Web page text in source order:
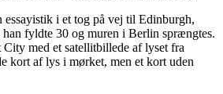
essayistik i et tog på vej til Edinburgh,
han fyldte 30 og muren i Berlin sprængtes.
med et satellitbillede af lyset fra
kort af lys i mørket, men et kort uden